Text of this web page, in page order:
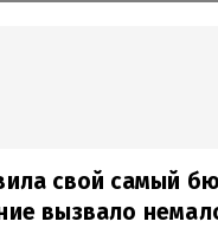
свой самый
вызвало